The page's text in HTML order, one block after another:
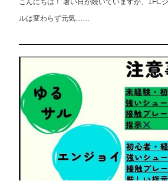
こんにちは！ 暑い日が続いていますが、1FC
ルは変わらず元気……